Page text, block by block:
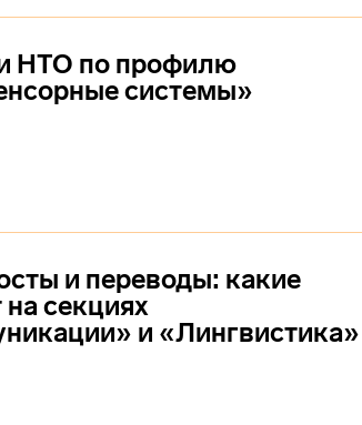
НТО по профилю
системы»
и переводы: какие
секциях
и «Лингвистика»